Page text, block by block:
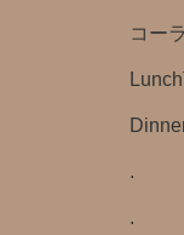
コー
.
.